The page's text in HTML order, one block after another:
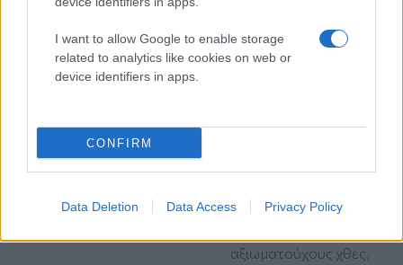
I want to allow Google to enable storage
related to analytics like cookies on web or
device identifiers in apps.
CONFIRM
Data Deletion Data Access Privacy Policy
Τετάρτη 05 Αυγ 2026, 23:36
ΗΠΑ: «Συγγνώμη» του
για περιεχόμενο και
στελεχών της Meta με
αξιωματούχους χθες,